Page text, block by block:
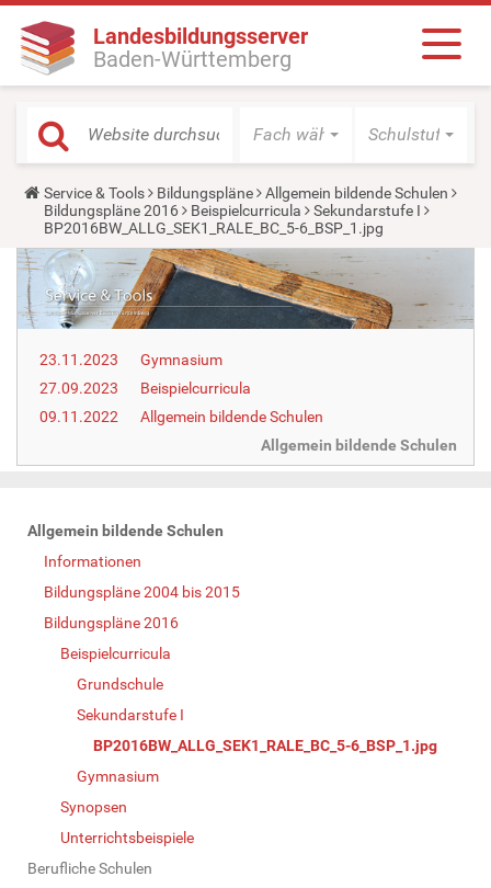
Landesbildungsserver
Baden-Württemberg
Fach wählen Schulstufe
Y
o
u
a
r
h
e
r
:
Service & Tools Bildungspläne
Allgemein bildende Schulen
Bildungspläne 2016
Beispielcurricula
Sekundarstufe I
BP2016BW_ALLG_SEK1_RALE_BC_5-6_BSP_1.jpg
23.11.2023
Gymnasium
27.09.2023
Beispielcurricula
09.11.2022
Allgemein bildende Schulen
Allgemein bildende Schulen
N
Allgemein bildende Schulen
Informationen
Bildungspläne 2004 bis 2015
Bildungspläne 2016
Beispielcurricula
Grundschule
Sekundarstufe I
BP2016BW_ALLG_SEK1_RALE_BC_5-6_BSP_1.jpg
Gymnasium
Synopsen
Unterrichtsbeispiele
Berufliche Schulen